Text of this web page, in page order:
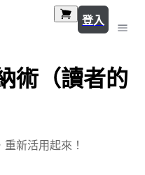
登入
術（讀者的
新活用起來！